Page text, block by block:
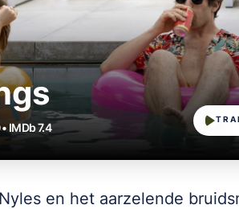
IMDb 7.4
en het aarzelende